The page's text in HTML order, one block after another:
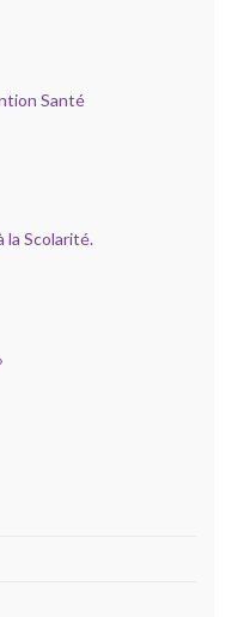
Santé
la Scolarité.